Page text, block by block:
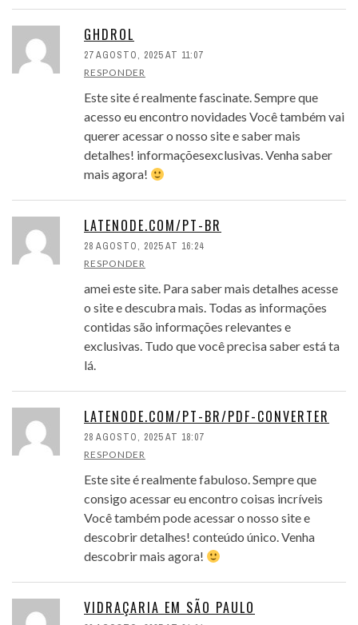
GHDROL
27 AGOSTO, 2025 AT 11:07
RESPONDER
Este site é realmente fascinate. Sempre que
acesso eu encontro novidades Você também vai
querer acessar o nosso site e saber mais
detalhes! informaçõesexclusivas. Venha saber
mais agora!
LATENODE.COM/PT-BR
28 AGOSTO, 2025 AT 16:24
RESPONDER
amei este site. Para saber mais detalhes acesse
o site e descubra mais. Todas as informações
contidas são informações relevantes e
exclusivas. Tudo que você precisa saber está ta
lá.
LATENODE.COM/PT-BR/PDF-CONVERTER
28 AGOSTO, 2025 AT 18:07
RESPONDER
Este site é realmente fabuloso. Sempre que
consigo acessar eu encontro coisas incríveis
Você também pode acessar o nosso site e
descobrir detalhes! conteúdo único. Venha
descobrir mais agora!
VIDRAÇARIA EM SÃO PAULO